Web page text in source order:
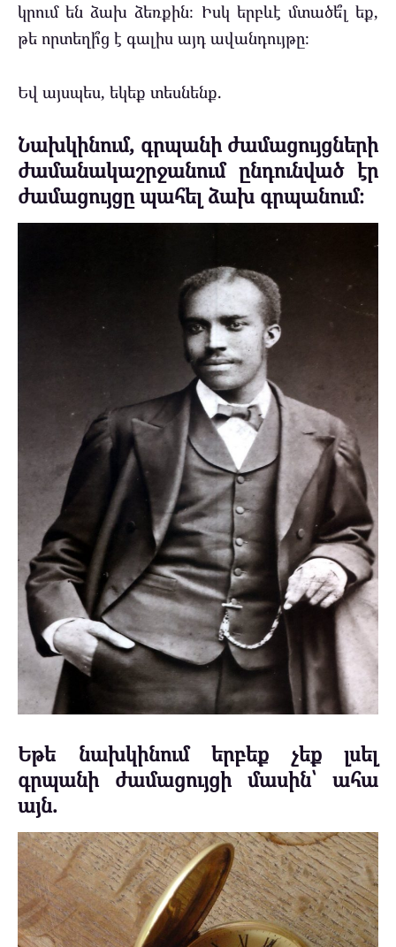
կրում են ձախ ձեռքին։ Իսկ երբևէ մտածե՞լ եք,
թե որտեղի՞ց է գալիս այդ ավանդույթը։
Եվ այսպես, եկեք տեսնենք.
Նախկինում, գրպանի ժամացույցների
ժամանակաշրջանում ընդունված էր
ժամացույցը պահել ձախ գրպանում։
Եթե նախկինում երբեք չեք լսել
գրպանի ժամացույցի մասին՝ ահա
այն.